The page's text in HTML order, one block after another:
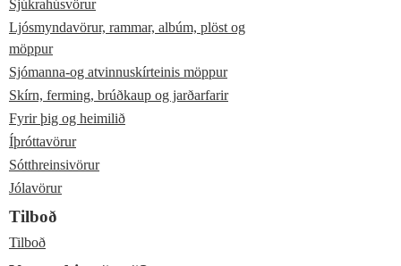
Sjúkrahúsvörur
Ljósmyndavörur, rammar, albúm, plöst og
möppur
Sjómanna-og atvinnuskírteinis möppur
Skírn, ferming, brúðkaup og jarðarfarir
Fyrir þig og heimilið
Íþróttavörur
Sótthreinsivörur
Jólavörur
Tilboð
Tilboð